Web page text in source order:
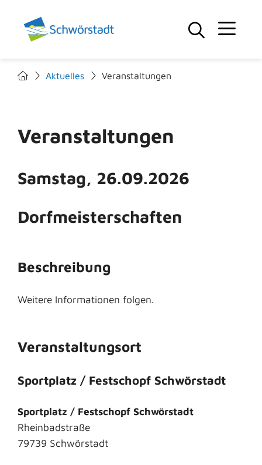
Aktuelles Veranstaltungen
Veranstaltungen
Samstag, 26.09.2026
Dorfmeisterschaften
Beschreibung
Weitere Informationen folgen.
Veranstaltungsort
Sportplatz / Festschopf Schwörstadt
Sportplatz / Festschopf Schwörstadt
Rheinbadstraße
79739 Schwörstadt